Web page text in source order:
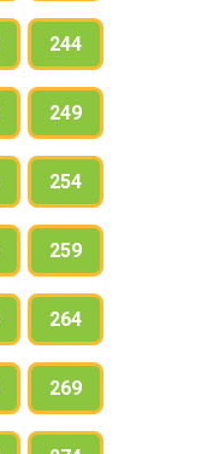
244
249
254
259
264
269